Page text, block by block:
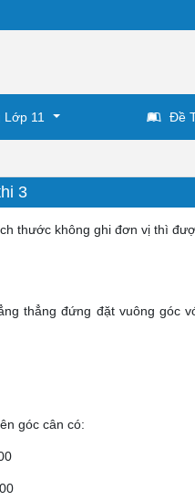
Lớp 11 Đề
3
thước không ghi đơn vị thì
thẳng đứng đặt vuông góc
góc cân có: